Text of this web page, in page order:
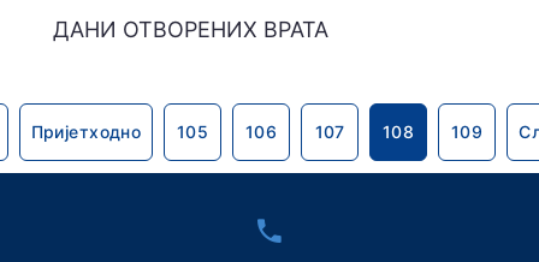
ДАНИ ОТВОРЕНИХ ВРАТА
Пријетходно 105 106 107 108 109